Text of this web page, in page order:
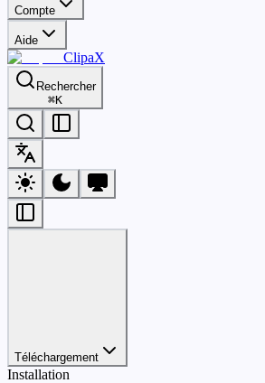
Compte
Aide
ClipaX
Rechercher
⌘K
Téléchargement
Installation